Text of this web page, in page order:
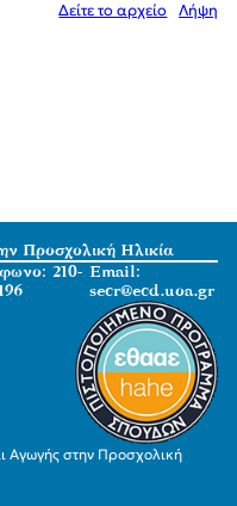
Δείτε το αρχείο Λήψη
Προσχολική Ηλικία
210- Email:
secr@ecd.uoa.gr
Αγωγής στην Προσχολική